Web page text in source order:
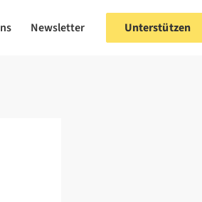
Newsletter Unterstützen